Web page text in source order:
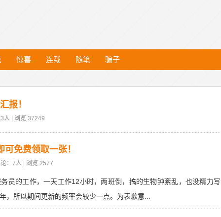
惊喜 连载 随笔 骗子
报！
3人 | 浏览:37249
免费领取一张！
论：7人 | 浏览:2577
员的工作，一天工作12小时，两班倒，搞的生物钟紊乱，也没精力写
，所以期间更新的频率会较少一点。为表歉意...